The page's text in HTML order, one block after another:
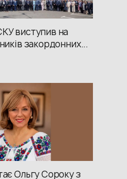
виступив на
закордонних...
Ольгу Сороку з